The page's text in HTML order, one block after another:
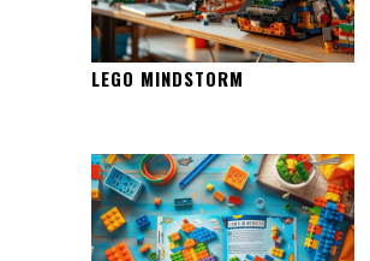
LEGO MINDSTORM